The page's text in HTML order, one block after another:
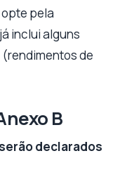
pela
inclui alguns
de
B
declarados